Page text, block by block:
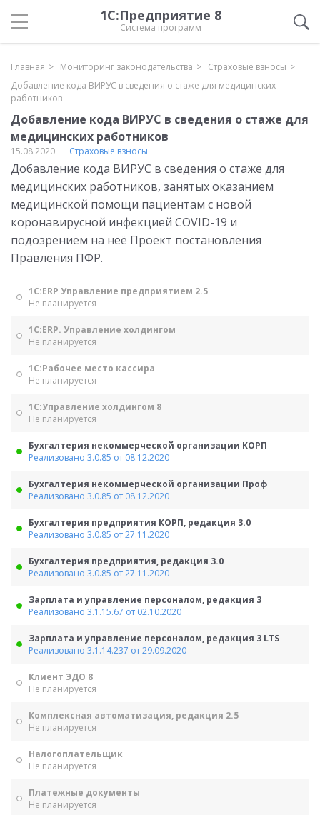
1С:Предприятие 8
Система программ
Главная Мониторинг законодательства
Страховые взносы
Добавление кода ВИРУС в сведения о стаже для медицинских
работников
Добавление кода ВИРУС в сведения о стаже для
медицинских работников
15.08.2020 Страховые взносы
Добавление кода ВИРУС в сведения о стаже для
медицинских работников, занятых оказанием
медицинской помощи пациентам с новой
коронавирусной инфекцией COVID-19 и
подозрением на неё Проект постановления
Правления ПФР.
1С:ERP Управление предприятием 2.5
Не планируется
1С:ERP. Управление холдингом
Не планируется
1С:Рабочее место кассира
Не планируется
1С:Управление холдингом 8
Не планируется
Бухгалтерия некоммерческой организации КОРП
Реализовано 3.0.85 от 08.12.2020
Бухгалтерия некоммерческой организации Проф
Реализовано 3.0.85 от 08.12.2020
Бухгалтерия предприятия КОРП, редакция 3.0
Реализовано 3.0.85 от 27.11.2020
Бухгалтерия предприятия, редакция 3.0
Реализовано 3.0.85 от 27.11.2020
Зарплата и управление персоналом, редакция 3
Реализовано 3.1.15.67 от 02.10.2020
Зарплата и управление персоналом, редакция 3 LTS
Реализовано 3.1.14.237 от 29.09.2020
Клиент ЭДО 8
Не планируется
Комплексная автоматизация, редакция 2.5
Не планируется
Налогоплательщик
Не планируется
Платежные документы
Не планируется